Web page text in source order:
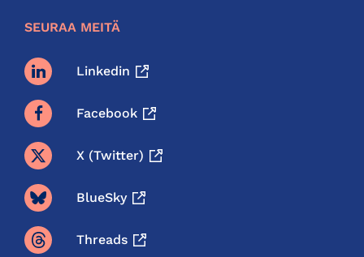
SEURAA MEITÄ
Linkedin
Facebook
X (twitter)
BlueSky
Threads